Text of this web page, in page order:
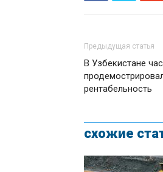
Предыдущая статья
В Узбекистане
рентабельность
схожие